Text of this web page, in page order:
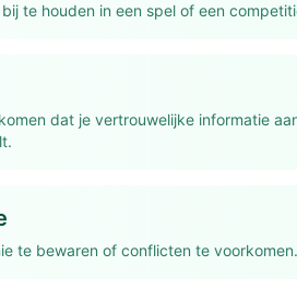
te houden in een spel of een
dat je vertrouwelijke informatie
te bewaren of conflicten te voorkomen.